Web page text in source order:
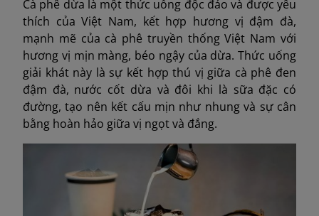
Cà phê dừa là một thức uống độc đáo và được yêu
thích của Việt Nam, kết hợp hương vị đậm đà,
mạnh mẽ của cà phê truyền thống Việt Nam với
hương vị mịn màng, béo ngậy của dừa. Thức uống
giải khát này là sự kết hợp thú vị giữa cà phê đen
đậm đà, nước cốt dừa và đôi khi là sữa đặc có
đường, tạo nên kết cấu mịn như nhung và sự cân
bằng hoàn hảo giữa vị ngọt và đắng.